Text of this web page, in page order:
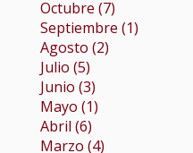
Octubre (7)
Septiembre (1)
Agosto (2)
Julio (5)
Junio (3)
Mayo (1)
Abril (6)
Marzo (4)